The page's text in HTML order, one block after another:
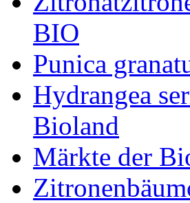
BIO
Punica
Hydrangea
Bioland
Märkte der